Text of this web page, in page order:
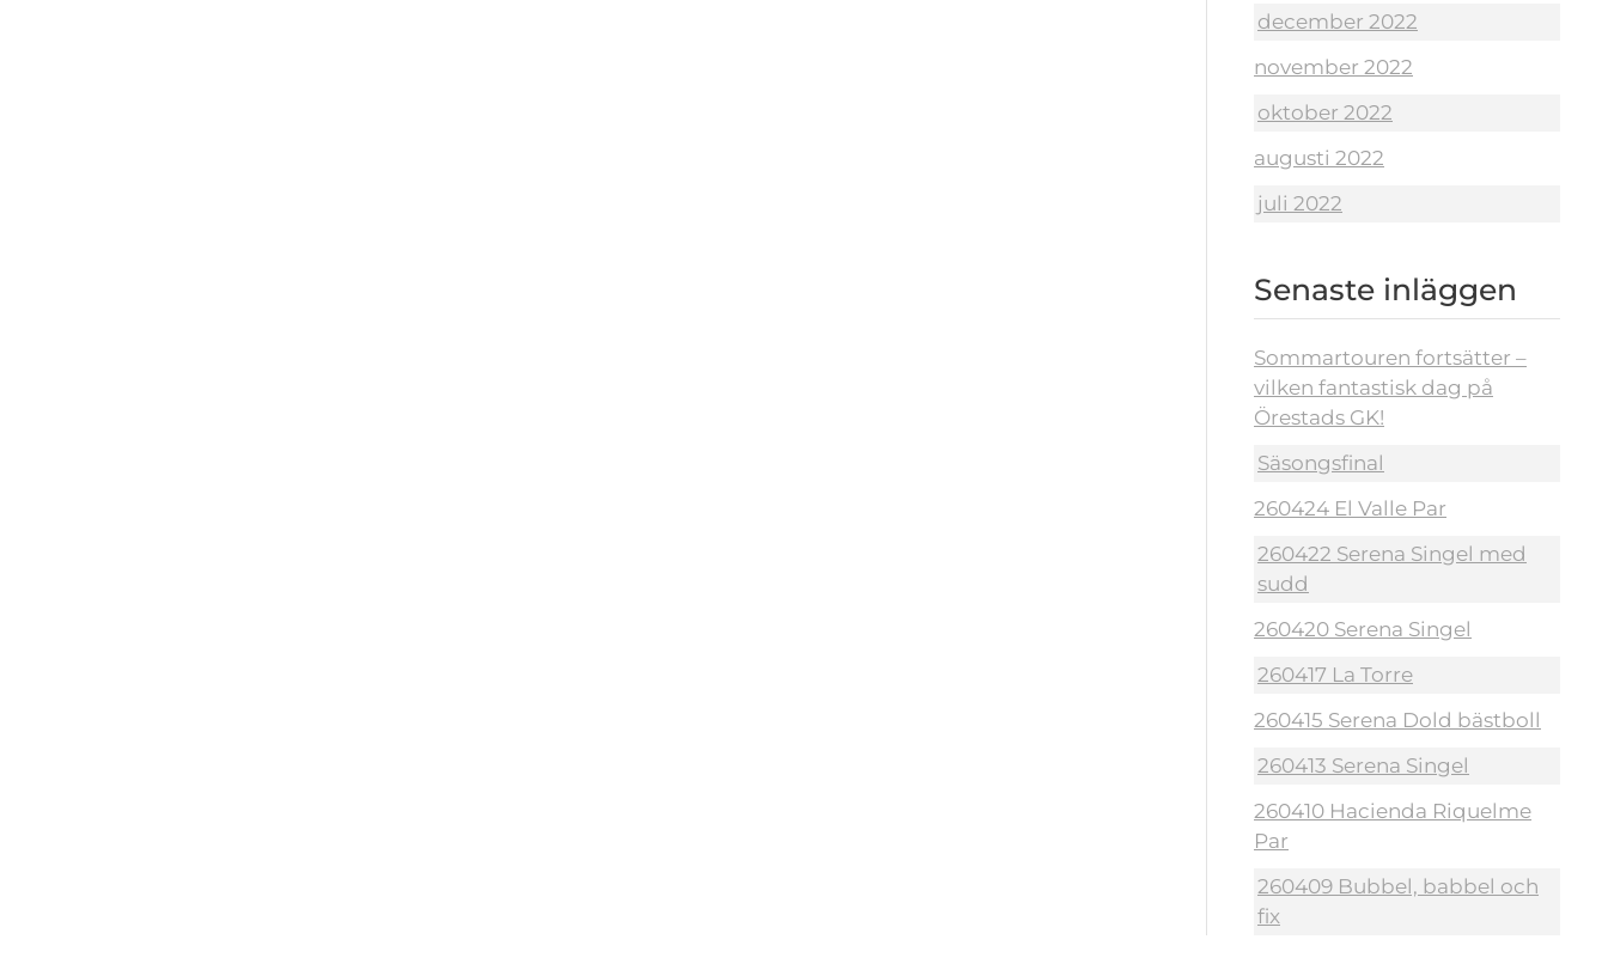
december 2022
november 2022
oktober 2022
augusti 2022
juli 2022
Senaste inläggen
Sommartouren fortsätter –
vilken fantastisk dag på
Örestads GK!
Säsongsfinal
260424 El Valle Par
260422 Serena Singel med
sudd
260420 Serena Singel
260417 La Torre
260415 Serena Dold bästboll
260413 Serena Singel
260410 Hacienda Riquelme
Par
260409 Bubbel, babbel och
fix